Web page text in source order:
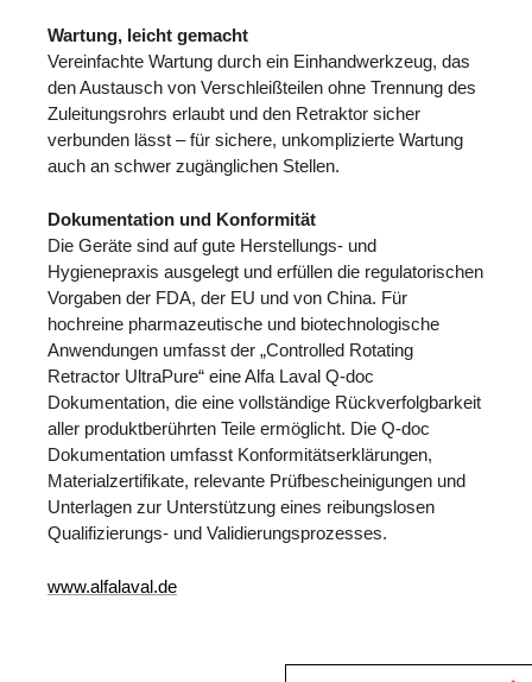
Wartung, leicht gemacht
Vereinfachte Wartung durch ein Einhandwerkzeug, das
den Austausch von Verschleißteilen ohne Trennung des
Zuleitungsrohrs erlaubt und den Retraktor sicher
verbunden lässt – für sichere, unkomplizierte Wartung
auch an schwer zugänglichen Stellen.
Dokumentation und Konformität
Die Geräte sind auf gute Herstellungs- und
Hygienepraxis ausgelegt und erfüllen die regulatorischen
Vorgaben der FDA, der EU und von China. Für
hochreine pharmazeutische und biotechnologische
Anwendungen umfasst der „Controlled Rotating
Retractor UltraPure“ eine Alfa Laval Q-doc
Dokumentation, die eine vollständige Rückverfolgbarkeit
aller produktberührten Teile ermöglicht. Die Q-doc
Dokumentation umfasst Konformitätserklärungen,
Materialzertifikate, relevante Prüfbescheinigungen und
Unterlagen zur Unterstützung eines reibungslosen
Qualifizierungs- und Validierungsprozesses.
www.alfalaval.de